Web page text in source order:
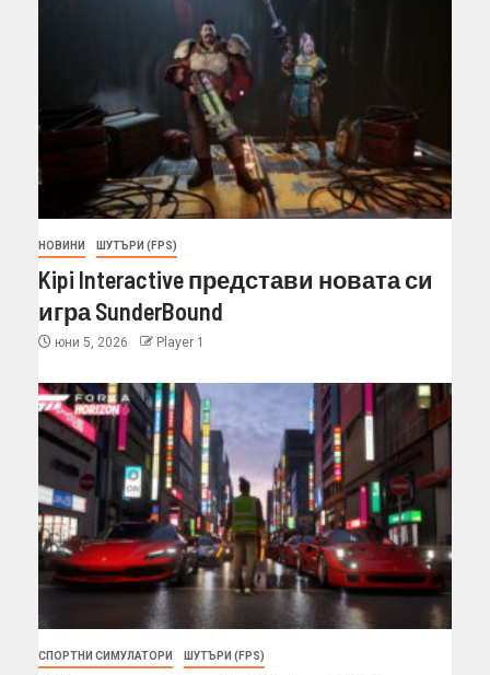
НОВИНИ ШУТЪРИ (FPS)
Kipi Interactive представи новата си
игра SunderBound
юни 5, 2026 Player 1
СПОРТНИ СИМУЛАТОРИ ШУТЪРИ (FPS)